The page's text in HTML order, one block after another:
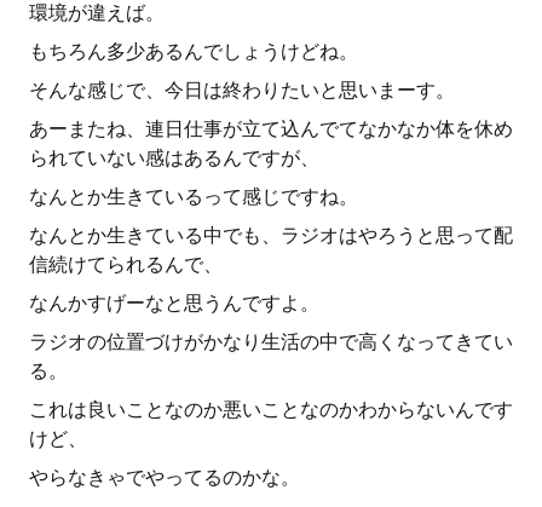
環境が違えば。
もちろん多少あるんでしょうけどね。
そんな感じで、今日は終わりたいと思いまーす。
あーまたね、連日仕事が立て込んでてなかなか体を休め
られていない感はあるんですが、
なんとか生きているって感じですね。
なんとか生きている中でも、ラジオはやろうと思って配
信続けてられるんで、
なんかすげーなと思うんですよ。
ラジオの位置づけがかなり生活の中で高くなってきてい
る。
これは良いことなのか悪いことなのかわからないんです
けど、
やらなきゃでやってるのかな。